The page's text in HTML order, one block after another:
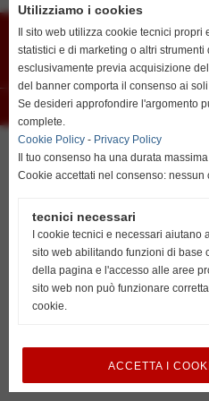
Via G. Marconi 6 -
E-mail
Segreteria Lendinara
Recapiti telefonici:
Lovisari Nicolas
resta su italiano
go to english
http://www.unionvislendinara.it
Utilizziamo i cookies
Il sito web utilizza cookie tecnici
statistici e di marketing o altri
esclusivamente previa acquisizione
del banner comporta il consenso ai
Se desideri approfondire l'argomento
complete.
Cookie Policy - Privacy Policy
Il tuo consenso ha una durata
Cookie accettati nel consenso: nessun
tecnici necessari
I cookie tecnici e necessari aiutano
sito web abilitando funzioni di base
della pagina e l'accesso alle aree
sito web non può funzionare
cookie.
ACCETTA I